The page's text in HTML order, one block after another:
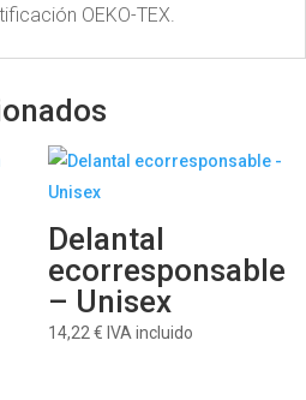
OEKO-TEX.
Delantal
ecorresponsable
– Unisex
14,22 € IVA incluido